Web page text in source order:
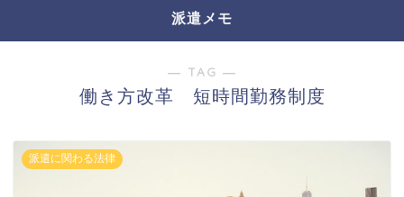
派遣メモ
― TAG ―
働き方改革 短時間勤務制度
派遣に関わる法律